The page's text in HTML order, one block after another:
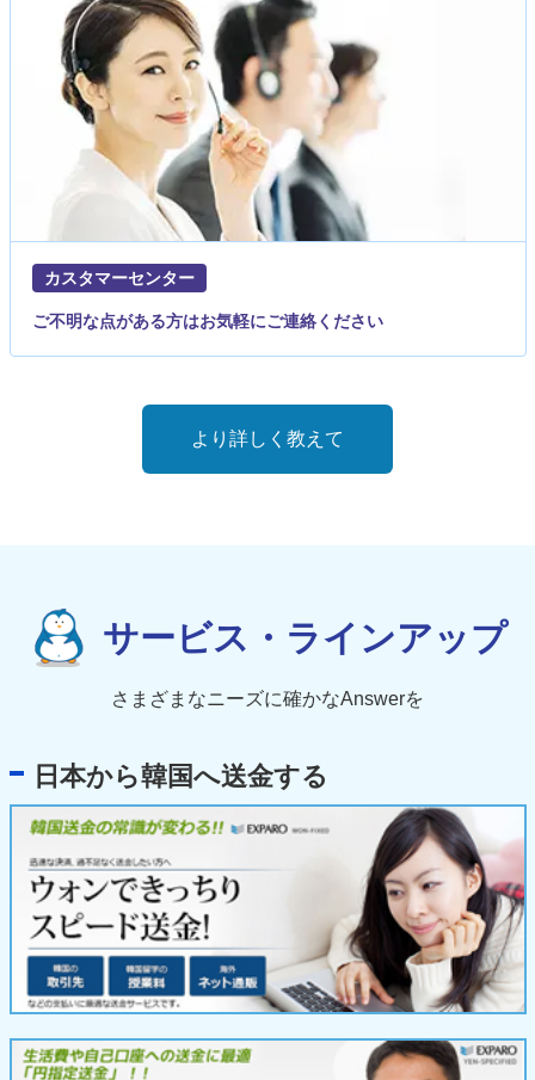
カスタマーセンター
ご不明な点がある方はお気軽にご連絡ください
より詳しく教えて
サービス・ラインアップ
さまざまなニーズに確かなAnswerを
日本から韓国へ送金する